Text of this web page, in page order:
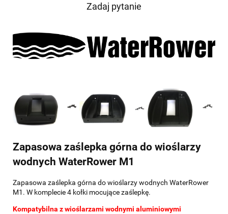
Zadaj pytanie
Zapasowa zaślepka górna do wioślarzy
wodnych WaterRower M1
Zapasowa zaślepka górna do wioślarzy wodnych WaterRower
M1. W komplecie 4 kołki mocujące zaślepkę.
Kompatybilna z wioślarzami wodnymi aluminiowymi